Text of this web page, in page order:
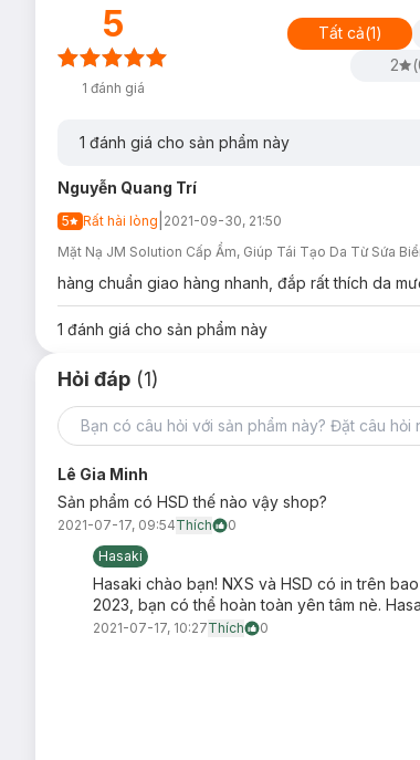
5
1 đánh giá
Tất cả(1)
2
(
1 đánh giá cho sản phẩm này
Nguyễn Quang Trí
5 Rất hài lòng 2021-09-30, 21:50
Mặt Nạ JM Solution Cấp Ẩm, Giúp Tái Tạo Da Từ Sứa
hàng chuẩn giao hàng nhanh, đắp rất thích da
1 đánh giá cho sản phẩm này
Hỏi đáp (1)
Lê Gia Minh
Sản phẩm có HSD thế nào vậy shop?
2021-07-17, 09:54Thích
0
Hasaki
Hasaki chào bạn! NXS và HSD có in trên
2023, bạn có thể hoàn toàn yên tâm nè.
2021-07-17, 10:27Thích 0